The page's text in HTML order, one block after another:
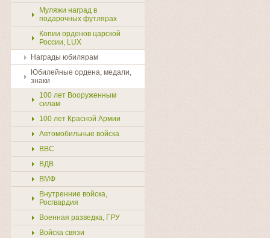
Муляжи наград в
подарочных футлярах
Копии орденов царской
России, LUX
Награды юбилярам
Юбилейные ордена, медали,
знаки
100 лет Вооруженным
силам
100 лет Красной Армии
Автомобильные войска
ВВС
ВДВ
ВМФ
Внутренние войска,
Росгвардия
Военная разведка, ГРУ
Войска связи